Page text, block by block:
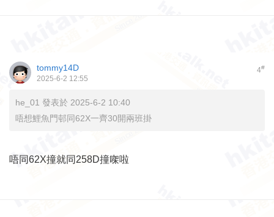
4#
tommy14D
2025-6-2 12:55
he_01 發表於 2025-6-2 10:40
唔想鯉魚門邨同62X一齊30開兩班掛
唔同62X撞就同258D撞㗎啦